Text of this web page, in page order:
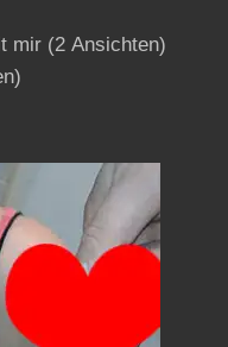
mir(2 Ansichten)